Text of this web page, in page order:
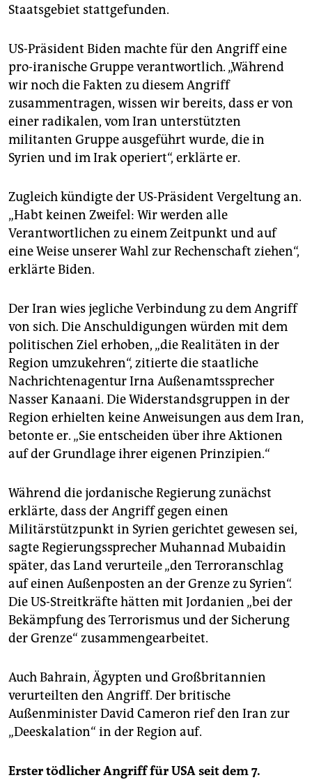
Staatsgebiet stattgefunden.
US-Präsident Biden machte für den Angriff eine
pro-iranische Gruppe verantwortlich. „Während
wir noch die Fakten zu diesem Angriff
zusammentragen, wissen wir bereits, dass er von
einer radikalen, vom Iran unterstützten
militanten Gruppe ausgeführt wurde, die in
Syrien und im Irak operiert“, erklärte er.
Zugleich kündigte der US-Präsident Vergeltung an.
„Habt keinen Zweifel: Wir werden alle
Verantwortlichen zu einem Zeitpunkt und auf
eine Weise unserer Wahl zur Rechenschaft ziehen“,
erklärte Biden.
Der Iran wies jegliche Verbindung zu dem Angriff
von sich. Die Anschuldigungen würden mit dem
politischen Ziel erhoben, „die Realitäten in der
Region umzukehren“, zitierte die staatliche
Nachrichtenagentur Irna Außenamtssprecher
Nasser Kanaani. Die Widerstandsgruppen in der
Region erhielten keine Anweisungen aus dem Iran,
betonte er. „Sie entscheiden über ihre Aktionen
auf der Grundlage ihrer eigenen Prinzipien.“
Während die jordanische Regierung zunächst
erklärte, dass der Angriff gegen einen
Militärstützpunkt in Syrien gerichtet gewesen sei,
sagte Regierungssprecher Muhannad Mubaidin
später, das Land verurteile „den Terroranschlag
auf einen Außenposten an der Grenze zu Syrien“.
Die US-Streitkräfte hätten mit Jordanien „bei der
Bekämpfung des Terrorismus und der Sicherung
der Grenze“ zusammengearbeitet.
Auch Bahrain, Ägypten und Großbritannien
verurteilten den Angriff. Der britische
Außenminister David Cameron rief den Iran zur
„Deeskalation“ in der Region auf.
Erster tödlicher Angriff für USA seit dem 7.